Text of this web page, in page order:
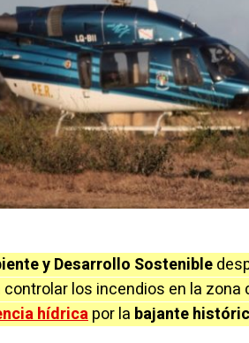
y Desarrollo Sostenible
controlar los incendios en la zona
hídricapor la bajante